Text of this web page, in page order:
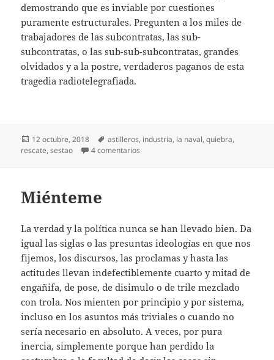
demostrando que es inviable por cuestiones
puramente estructurales. Pregunten a los miles de
trabajadores de las subcontratas, las sub-
subcontratas, o las sub-sub-subcontratas, grandes
olvidados y a la postre, verdaderos paganos de esta
tragedia radiotelegrafiada.
Publicado
el
12 octubre, 2018 Etiquetas
astilleros, industria, la naval,quiebra,
rescate,sestao 4 comentarios
Miénteme
La verdad y la política nunca se han llevado bien. Da
igual las siglas o las presuntas ideologías en que nos
fijemos, los discursos, las proclamas y hasta las
actitudes llevan indefectiblemente cuarto y mitad de
engañifa, de pose, de disimulo o de trile mezclado
con trola. Nos mienten por principio y por sistema,
incluso en los asuntos más triviales o cuando no
sería necesario en absoluto. A veces, por pura
inercia, simplemente porque han perdido la